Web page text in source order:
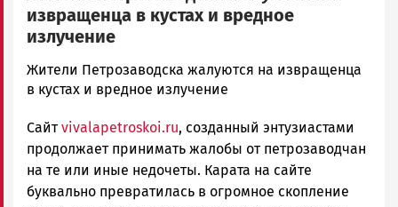
извращенца в кустах и вредное
излучение
admintimur
Новости
и
Карелии
|
Петрозаводск
Жители Петрозаводска жалуются на извращенца
в кустах и вредное излучение
Сайтvivalapetroskoi.ru, созданный энтузиастами
продолжает принимать жалобы от петрозаводчан
на те или иные недочеты. Карата на сайте
буквально превратилась в огромное скопление